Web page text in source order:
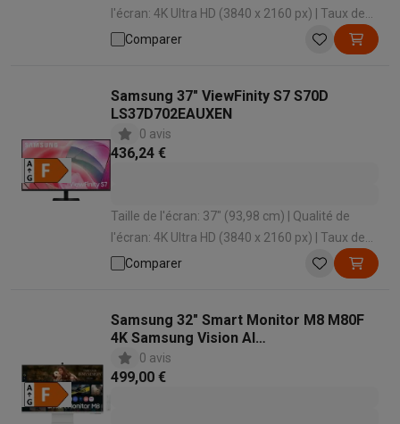
l'écran: 4K Ultra HD (3840 x 2160 px) | Taux de
rafraîchissement: 165 Hz | Temps de réponse: 1
Comparer
Samsung 37" ViewFinity S7 S70D
LS37D702EAUXEN
0 avis
436,24 €
Taille de l'écran: 37" (93,98 cm) | Qualité de
l'écran: 4K Ultra HD (3840 x 2160 px) | Taux de
rafraîchissement: 60 Hz | Temps de réponse: 5
Comparer
Samsung 32" Smart Monitor M8 M80F
4K Samsung Vision AI
LS32FM801UUXEN
0 avis
499,00 €